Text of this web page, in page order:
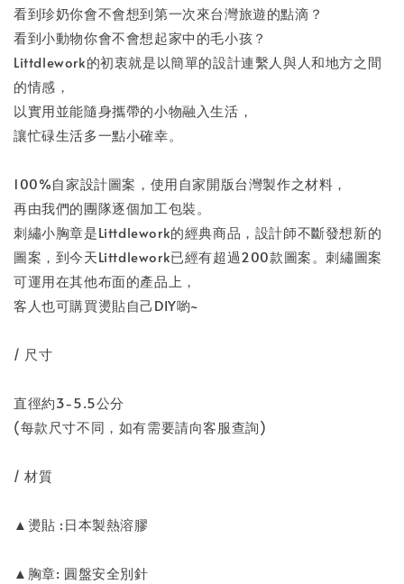
看到珍奶你會不會想到第一次來台灣旅遊的點滴？
看到小動物你會不會想起家中的毛小孩？
Littdlework的初衷就是以簡單的設計連繫人與人和地方之間
的情感，
以實用並能隨身攜帶的小物融入生活，
讓忙碌生活多一點小確幸。
100%自家設計圖案，使用自家開版台灣製作之材料，
再由我們的團隊逐個加工包裝。
刺繡小胸章是Littdlework的經典商品，設計師不斷發想新的
圖案，到今天Littdlework已經有超過200款圖案。刺繡圖案
可運用在其他布面的產品上，
客人也可購買燙貼自己DIY喲~
/ 尺寸
直徑約3-5.5公分
(每款尺寸不同，如有需要請向客服查詢)
/ 材質
▲燙貼 :日本製熱溶膠
▲胸章: 圓盤安全別針